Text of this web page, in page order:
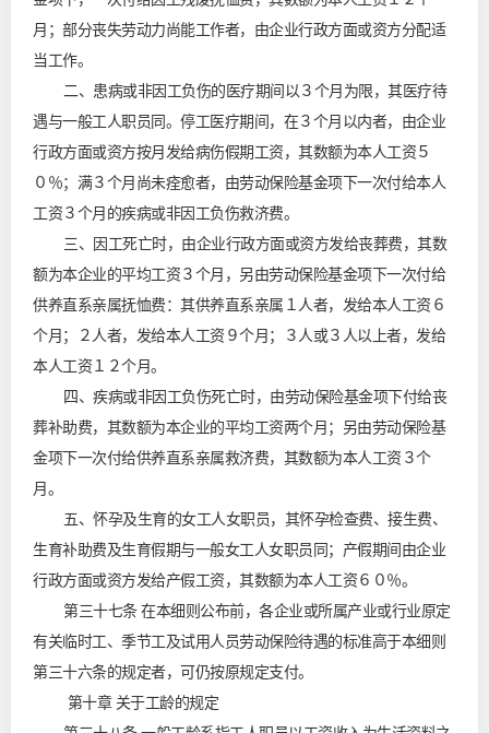
月；部分丧失劳动力尚能工作者，由企业行政方面或资方分配适
当工作。
二、患病或非因工负伤的医疗期间以３个月为限，其医疗待
遇与一般工人职员同。停工医疗期间，在３个月以内者，由企业
行政方面或资方按月发给病伤假期工资，其数额为本人工资５
０％；满３个月尚未痊愈者，由劳动保险基金项下一次付给本人
工资３个月的疾病或非因工负伤救济费。
三、因工死亡时，由企业行政方面或资方发给丧葬费，其数
额为本企业的平均工资３个月，另由劳动保险基金项下一次付给
供养直系亲属抚恤费：其供养直系亲属１人者，发给本人工资６
个月；２人者，发给本人工资９个月；３人或３人以上者，发给
本人工资１２个月。
四、疾病或非因工负伤死亡时，由劳动保险基金项下付给丧
葬补助费，其数额为本企业的平均工资两个月；另由劳动保险基
金项下一次付给供养直系亲属救济费，其数额为本人工资３个
月。
五、怀孕及生育的女工人女职员，其怀孕检查费、接生费、
生育补助费及生育假期与一般女工人女职员同；产假期间由企业
行政方面或资方发给产假工资，其数额为本人工资６０％。
第三十七条 在本细则公布前，各企业或所属产业或行业原定
有关临时工、季节工及试用人员劳动保险待遇的标准高于本细则
第三十六条的规定者，可仍按原规定支付。
第十章 关于工龄的规定